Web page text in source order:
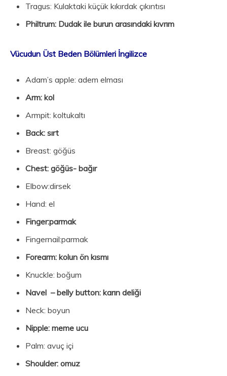
Tragus: Kulaktaki küçük kıkırdak çıkıntısı
Philtrum: Dudak ile burun arasındaki kıvrım
Vücudun Üst Beden Bölümleri İngilizce
Adam’s apple: adem elması
Arm: kol
Armpit: koltukaltı
Back: sırt
Breast: göğüs
Chest: göğüs- bağır
Elbow:dirsek
Hand: el
Finger:parmak
Fingernail:parmak
Forearm: kolun ön kısmı
Knuckle: boğum
Navel – belly button: karın deliği
Neck: boyun
Nipple: meme ucu
Palm: avuç içi
Shoulder: omuz